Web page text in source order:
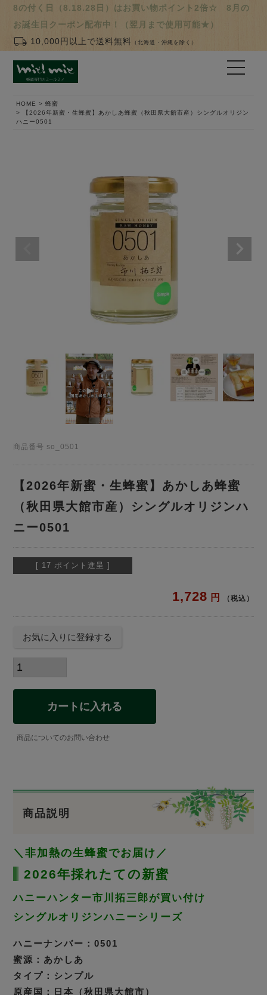
8の付く日（8.18.28日）はお買い物ポイント2倍☆ 8月の
お誕生日クーポン配布中！（翌月まで使用可能★）
local_shipping 10,000円以上で送料無料 （北海道・沖縄を除く）
HOME
蜂蜜
【2026年新蜜・生蜂蜜】あかしあ蜂蜜（秋田県大館市産）シングルオリジン
ハニー0501
商品番号 so_0501
【2026年新蜜・生蜂蜜】あかしあ蜂蜜
（秋田県大館市産）シングルオリジンハ
ニー0501
[ 17 ポイント進呈 ]
1,728 税込
お気に入りに登録する
カートに入れる
商品についてのお問い合わせ
商品説明
＼非加熱の生蜂蜜でお届け／
2026年採れたての新蜜
ハニーハンター市川拓三郎が買い付け
シングルオリジンハニーシリーズ
ハニーナンバー：0501
蜜源：あかしあ
タイプ：シンプル
原産国：日本（秋田県大館市）